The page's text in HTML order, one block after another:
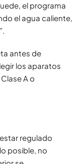
el programa
el agua caliente,
antes de
los aparatos
A o
regulado
posible, no